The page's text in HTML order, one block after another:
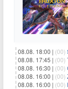
08.08. 18:00 | (00)
08.08. 17:45 | (00)
08.08. 16:30 | (00)
08.08. 16:00 | (00)
08.08. 16:00 | (00)